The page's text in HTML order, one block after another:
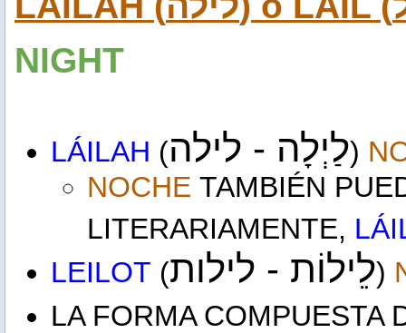
NIGHT
LÁILAH (לַיְלָה - לילה)
NOCHE TAMBIÉN
LITERARIAMENTE,
LEILOT (לֵילוֹת - לילות)
LA FORMA COMPUESTA